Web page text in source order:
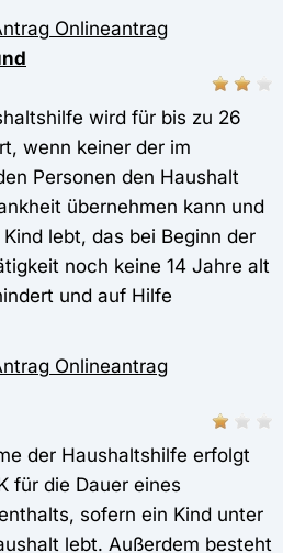
Onlineantrag
wird für bis zu 26
wenn keiner der im
Personen den Haushalt
übernehmen kann und
lebt, das bei Beginn der
noch keine 14 Jahre alt
und auf Hilfe
Onlineantrag
der Haushaltshilfe erfolgt
für die Dauer eines
sofern ein Kind unter
lebt. Außerdem besteht